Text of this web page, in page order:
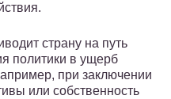
страну на путь
политики в ущерб
при заключении
или собственность